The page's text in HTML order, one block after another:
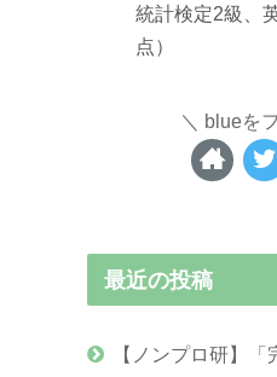
統計検定2級、
点）
blueを
最近の投稿
【ノンプロ研】